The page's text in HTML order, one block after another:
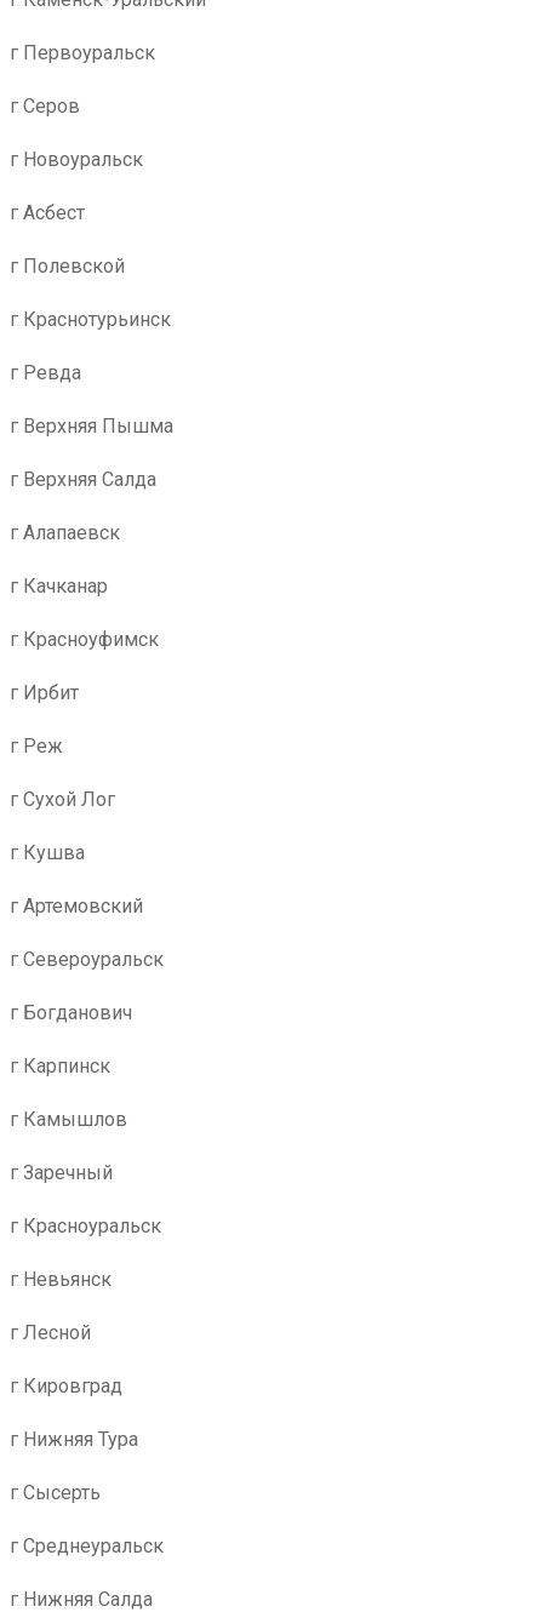
г Первоуральск
г Серов
г Новоуральск
г Асбест
г Полевской
г Краснотурьинск
г Ревда
г Верхняя Пышма
г Верхняя Салда
г Алапаевск
г Качканар
г Красноуфимск
г Ирбит
г Реж
г Сухой Лог
г Кушва
г Артемовский
г Североуральск
г Богданович
г Карпинск
г Камышлов
г Заречный
г Красноуральск
г Невьянск
г Лесной
г Кировград
г Нижняя Тура
г Сысерть
г Среднеуральск
г Нижняя Салда